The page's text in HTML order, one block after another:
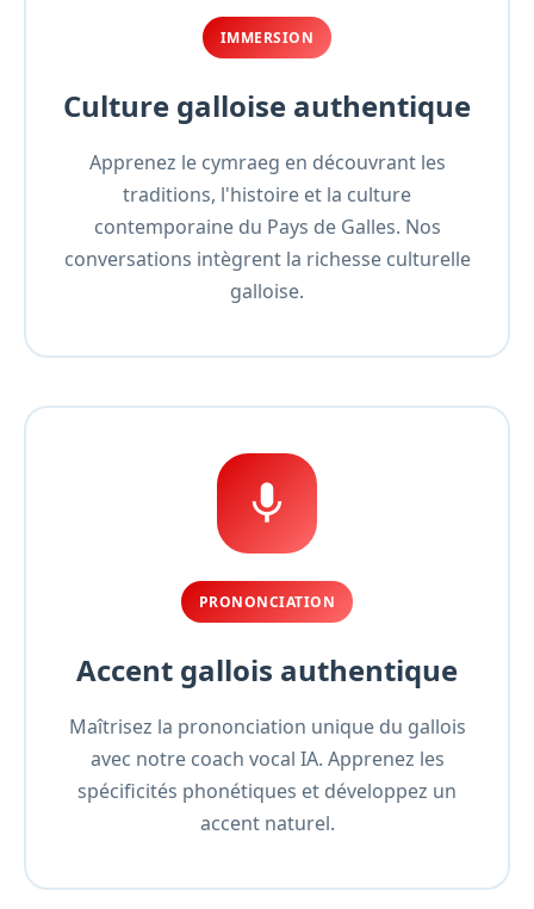
IMMERSION
Culture galloise authentique
Apprenez le cymraeg en découvrant les
traditions, l'histoire et la culture
contemporaine du Pays de Galles. Nos
conversations intègrent la richesse culturelle
galloise.
PRONONCIATION
Accent gallois authentique
Maîtrisez la prononciation unique du gallois
avec notre coach vocal IA. Apprenez les
spécificités phonétiques et développez un
accent naturel.